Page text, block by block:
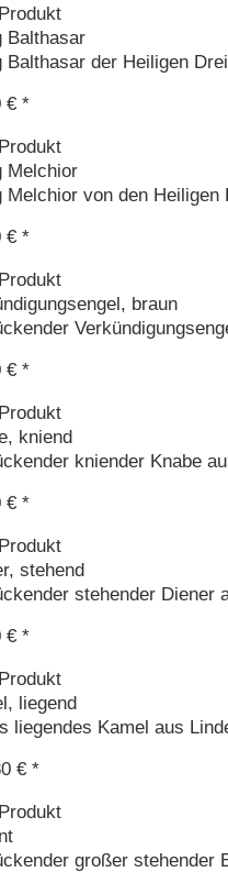
Balthasar
Balthasar der Heiligen
€ *
Melchior
Melchior von den
€ *
braun
€ *
kniend
kniender Knabe
€ *
stehend
stehender Diener
€ *
liegend
liegendes Kamel aus
€ *
großer stehender